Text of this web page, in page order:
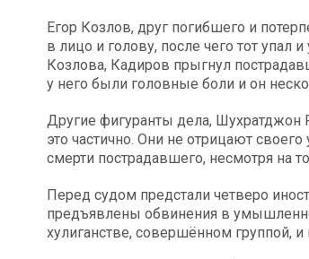
Егор Козлов, друг погибшего и
в лицо и голову, после чего тот упал
Козлова, Кадиров прыгнул
у него были головные боли и он
Другие фигуранты дела,
это частично. Они не отрицают
смерти пострадавшего, несмотря на
Перед судом предстали четверо
предъявлены обвинения в
хулиганстве, совершённом группой,